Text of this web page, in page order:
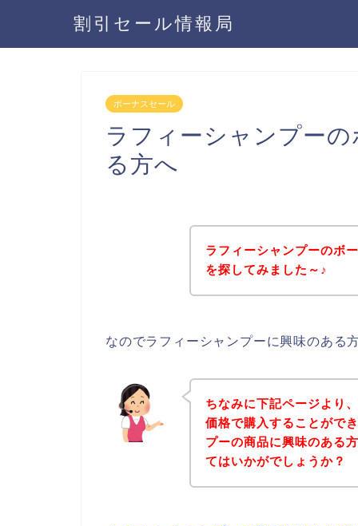
割引セール情報局
ボーナスセール
ラフィーシャンプー
る方へ
ラフィーシャンプーのボ
を探してみました～♪
なのでラフィーシャンプーに興味のある
ちなみに下記ページより
価格で購入することがで
プーの商品に興味のある
てはいかがでしょうか？